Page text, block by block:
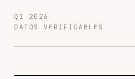
Q1 2026
DATOS VERIFICABLES